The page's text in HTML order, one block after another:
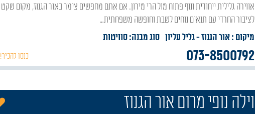
אווירה גלילית ייחודית ונוף פתוח מול הרי מירון. אם אתם מחפשים צימר באור הגנוז, מקום שקט
לציבור החרדי עם תנאים נוחים לשבת וחופשה משפחתית…
מיקום : אור הגנוז- גליל עליון סוג מבנה:סוויטות
073-8500792 כנסו להכיר!
וילה נופי מרום אור הגנוז